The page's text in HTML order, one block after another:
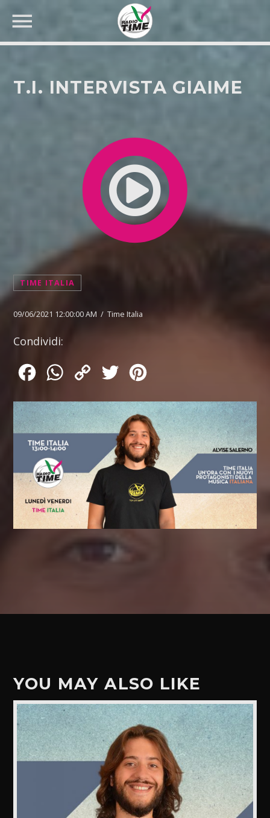
CERCA NEL SITO WEB:
T.I. INTERVISTA GIAIME
TIME ITALIA
09/06/2021 12:00:00 AM / Time Italia
Condividi:
FacebookWhatsApp
Copy
Twitter
YOU MAY ALSO LIKE